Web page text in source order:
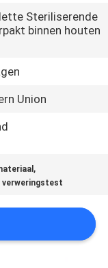
Steriliserende
binnen houten
Union
,
verweringstest